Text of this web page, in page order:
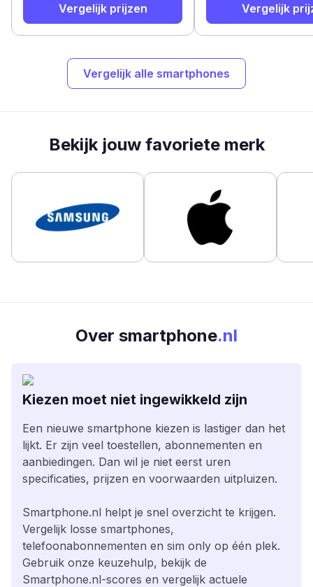
Vergelijk prijzen Vergelijk
Vergelijk alle smartphones
Bekijk jouw favoriete merk
Over smartphone.nl
Kiezen moet niet ingewikkeld zijn
Een nieuwe smartphone kiezen is lastiger dan het
lijkt. Er zijn veel toestellen, abonnementen en
aanbiedingen. Dan wil je niet eerst uren
specificaties, prijzen en voorwaarden uitpluizen.
Smartphone.nl helpt je snel overzicht te krijgen.
Vergelijk losse smartphones,
telefoonabonnementen en sim only op één plek.
Gebruik onze keuzehulp, bekijk de
Smartphone.nl-scores en vergelijk actuele